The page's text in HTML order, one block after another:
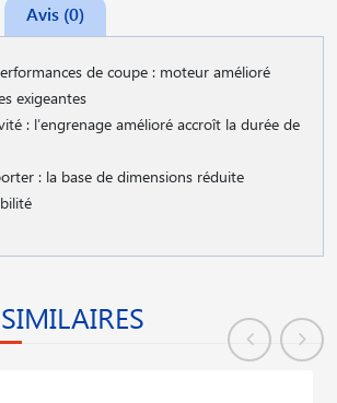
Avis (0)
de coupe : moteur amélioré
exigeantes
: l′engrenage amélioré accroît la durée de
: la base de dimensions réduite